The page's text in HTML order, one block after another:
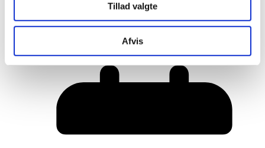
Tillad valgte
Afvis
Her er alle vinderne fra årets Danish
Rainbow Awards